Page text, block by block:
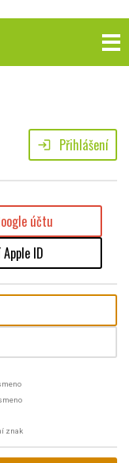
login Přihlášení
účtu
ID
znak